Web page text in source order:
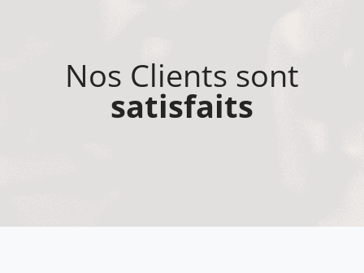
Nos Clients sont
satisfaits